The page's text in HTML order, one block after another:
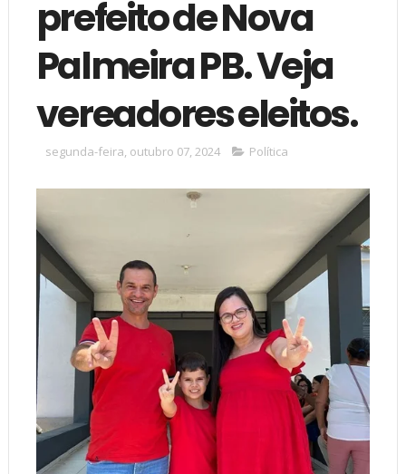
prefeito de Nova
Palmeira PB. Veja
vereadores eleitos.
segunda-feira, outubro 07, 2024 Política